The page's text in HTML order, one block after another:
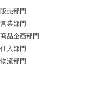
販売部門
営業部門
商品企画部門
仕入部門
物流部門